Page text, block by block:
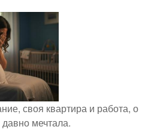
своя квартира и работа, о
давно мечтала.